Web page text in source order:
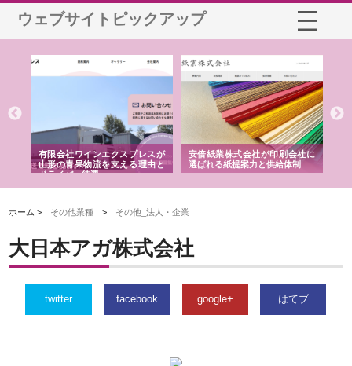
ウェブサイトピックアップ
有限会社ワインエクスプレスが
山形の青果物流を支える理由と
ドライバー待遇
安倍紙業株式会社が印刷会社に
選ばれる紙提案力と供給体制
ホーム > その他業種 > その他_法人・企業
大日本アガ株式会社
twitter facebook google+ はてブ